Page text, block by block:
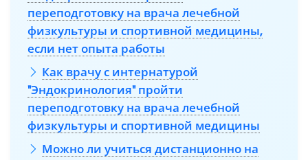
переподготовку на врача лечебной
физкультуры и спортивной медицины,
если нет опыта работы
Как врачу с интернатурой
"Эндокринология" пройти
переподготовку на врача лечебной
физкультуры и спортивной медицины
Можно ли учиться дистанционно на